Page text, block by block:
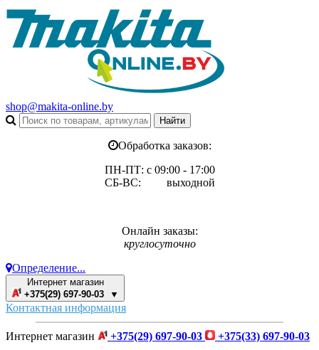
shop@makita-online.by
Обработка заказов:
ПН-ПТ: с 09:00 - 17:00
СБ-ВС: выходной
Онлайн заказы:
круглосуточно
Определение...
Интернет магазин
+375(29) 697-90-03 ▼
Контактная информация
Интернет магазин +375(29) 697-90-03 +375(33) 697-90-03